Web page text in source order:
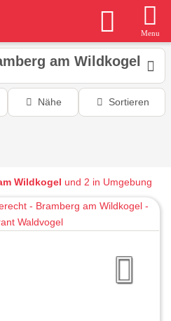
Menu
am Wildkogel
Nähe Sortieren
Wildkogel und 2 in Umgebung